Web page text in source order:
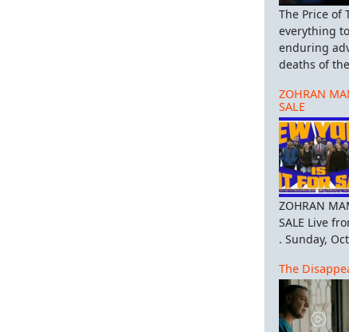
The Price of
everything
enduring
deaths of
ZOHRAN
SALE
ZOHRAN
SALE Live
. Sunday,
The